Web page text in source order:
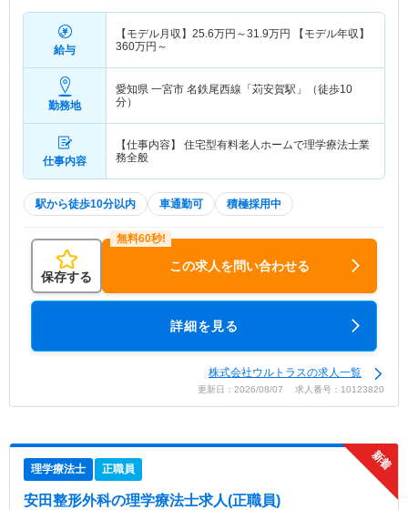
給与
【モデル月収】 25.6万円～31.9万円
【モデル年収】
360万円～
勤務地
愛知県 一宮市 名鉄尾西線「苅安賀駅」（徒歩10
分）
仕事内容
【仕事内容】 住宅型有料老人ホームで理学療法士業
務全般
駅から徒歩10分以内 車通勤可 積極採用中
保存する
この求人を問い合わせる
詳細を見る
株式会社ウルトラスの求人一覧
更新日：2026/08/07 求人番号：10123820
理学療法士 正職員
安田整形外科の理学療法士求人(正職員)